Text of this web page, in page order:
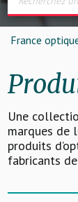
France
Une
marques de
produits
fabricants